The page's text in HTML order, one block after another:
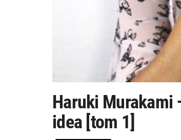
Haruki Murakami
idea [tom 1]